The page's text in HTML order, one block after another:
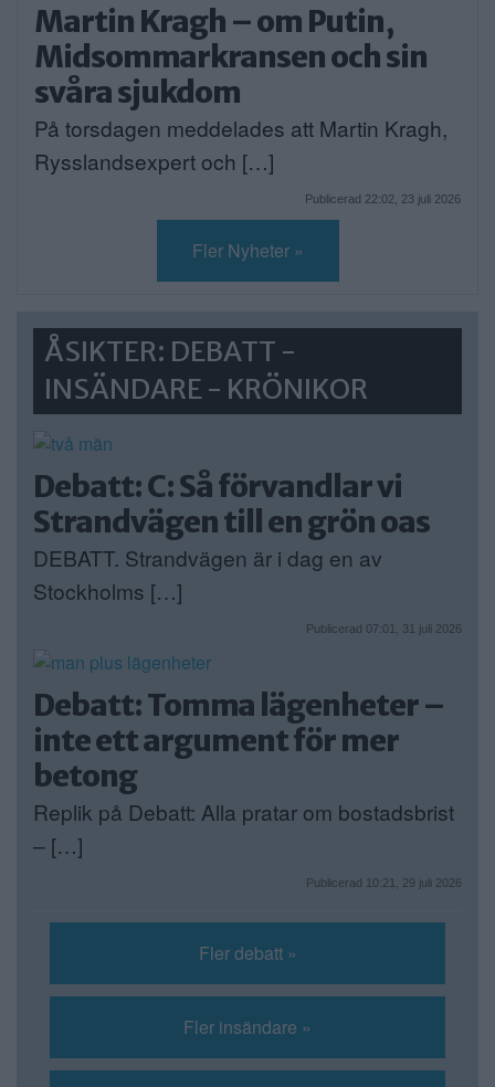
Martin Kragh – om Putin,
Midsommarkransen och sin
svåra sjukdom
På torsdagen meddelades att Martin Kragh,
Rysslandsexpert och […]
Publicerad 22:02, 23 juli 2026
Fler Nyheter »
ÅSIKTER: DEBATT -
INSÄNDARE - KRÖNIKOR
Debatt: C: Så förvandlar vi
Strandvägen till en grön oas
DEBATT. Strandvägen är i dag en av
Stockholms […]
Publicerad 07:01, 31 juli 2026
Debatt: Tomma lägenheter –
inte ett argument för mer
betong
Replik på Debatt: Alla pratar om bostadsbrist
– […]
Publicerad 10:21, 29 juli 2026
Fler debatt »
Fler insändare »